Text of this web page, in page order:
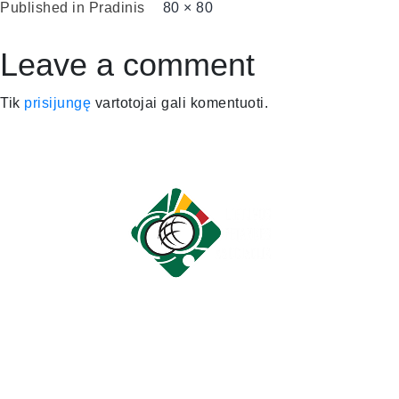
Published in Pradinis 80 × 80
Leave a comment
Tik prisijungę vartotojai gali komentuoti.